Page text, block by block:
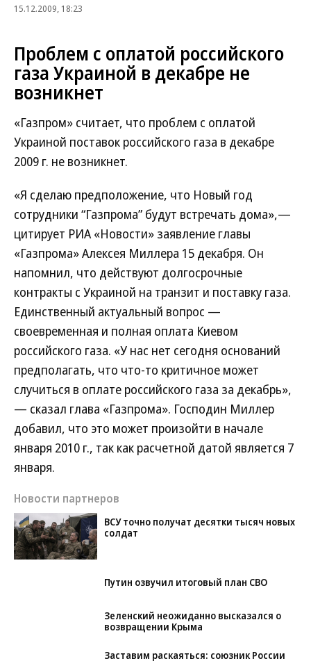
15.12.2009, 18:23
Проблем с оплатой российского
газа Украиной в декабре не
возникнет
«Газпром» считает, что проблем с оплатой
Украиной поставок российского газа в декабре
2009 г. не возникнет.
«Я сделаю предположение, что Новый год
сотрудники “Газпрома” будут встречать дома»,—
цитирует РИА «Новости» заявление главы
«Газпрома» Алексея Миллера 15 декабря. Он
напомнил, что действуют долгосрочные
контракты с Украиной на транзит и поставку газа.
Единственный актуальный вопрос —
своевременная и полная оплата Киевом
российского газа. «У нас нет сегодня оснований
предполагать, что что-то критичное может
случиться в оплате российского газа за декабрь»,
— сказал глава «Газпрома». Господин Миллер
добавил, что это может произойти в начале
января 2010 г., так как расчетной датой является 7
января.
Новости партнеров
ВСУ точно получат десятки тысяч новых
солдат
Путин озвучил итоговый план СВО
возвращении Крыма